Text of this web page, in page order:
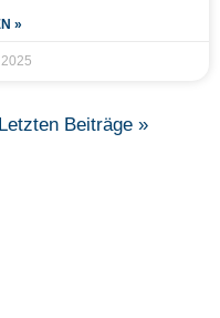
»
Letzten Beiträge »